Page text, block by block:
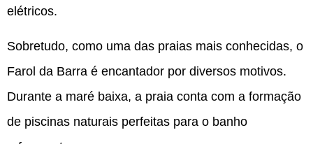
elétricos.
Sobretudo, como uma das praias mais conhecidas, o
Farol da Barra é encantador por diversos motivos.
Durante a maré baixa, a praia conta com a formação
de piscinas naturais perfeitas para o banho